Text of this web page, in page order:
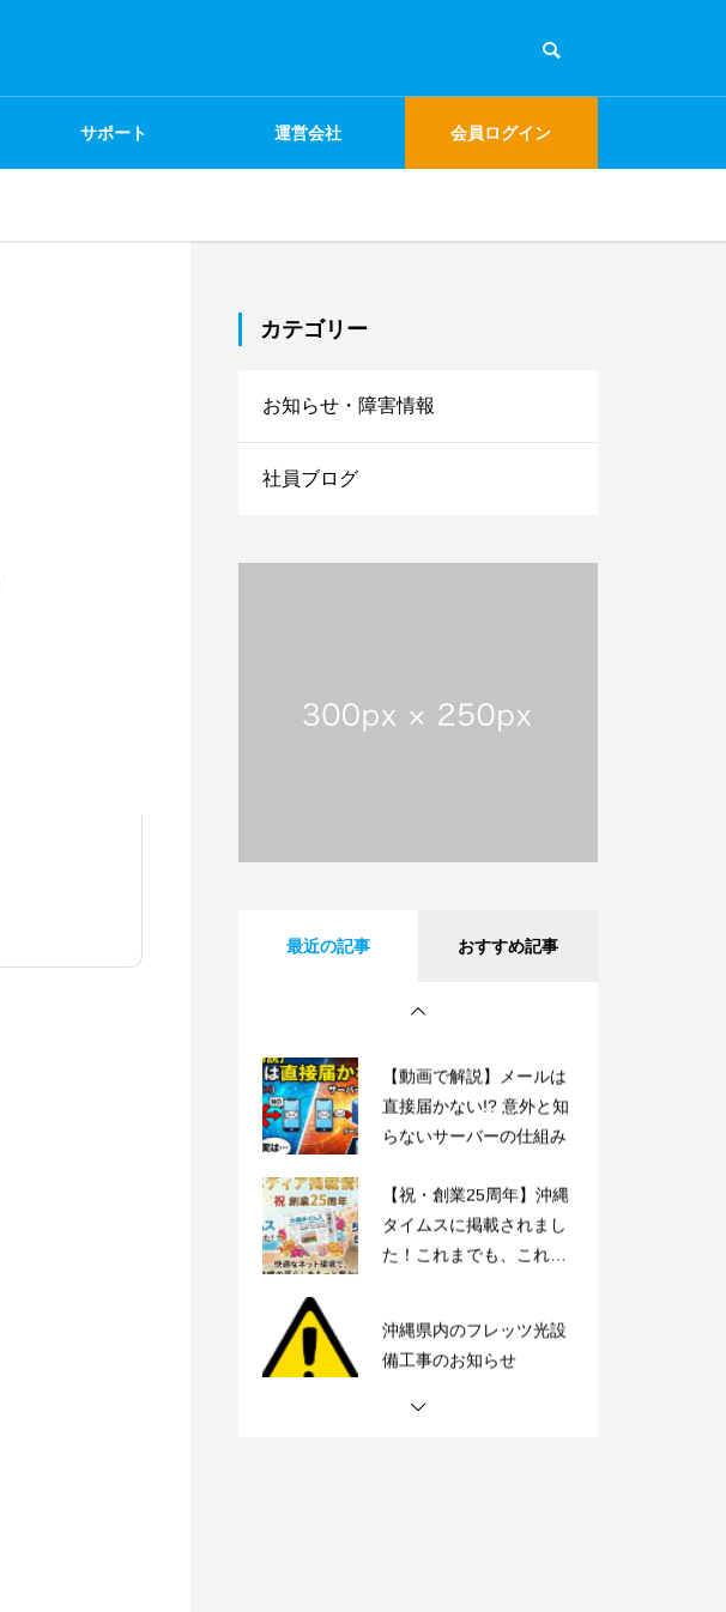
サポート 運営会社 会員ログイン
カテゴリー
お知らせ・障害情報
社員ブログ
最近の記事 おすすめ記事
【祝・創業25周年】沖縄
タイムスに掲載されまし
備工事のお知らせ
【動画で解説】Outlook
直接届かない!? 意外と知
らないサーバーの仕組み
タイムスに掲載されまし
た！これまでも、これか
らも、沖縄とともに。
備工事のお知らせ